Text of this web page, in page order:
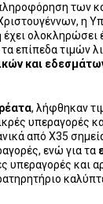
των
η
ολοκληρώσει
επίπεδα τιμών
και
, λήφθηκαν
υπεραγορές
από Χ35
ενώ για τα
υπεραγορές και